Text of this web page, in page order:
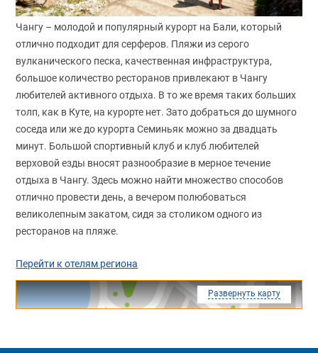
Чангу – молодой и популярный курорт на Бали, который
отлично подходит для серферов. Пляжи из серого
вулканического песка, качественная инфраструктура,
большое количество ресторанов привлекают в Чангу
любителей активного отдыха. В то же время таких больших
толп, как в Куте, на курорте нет. Зато добраться до шумного
соседа или же до курорта Семиньяк можно за двадцать
минут. Большой спортивный клуб и клуб любителей
верховой езды вносят разнообразие в мерное течение
отдыха в Чангу. Здесь можно найти множество способов
отлично провести день, а вечером полюбоваться
великолепным закатом, сидя за столиком одного из
ресторанов на пляже.
Перейти к отелям региона
Развернуть карту